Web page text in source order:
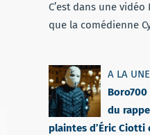
C’est dans une
que la comédienne
A LA UNE
du
plaintes d’Éric